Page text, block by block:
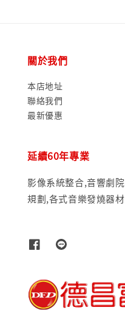
關於我們
本店地址
聯絡我們
最新優惠
延續60年專業
影像系統整合,音響劇
規劃,各式音樂發燒器材